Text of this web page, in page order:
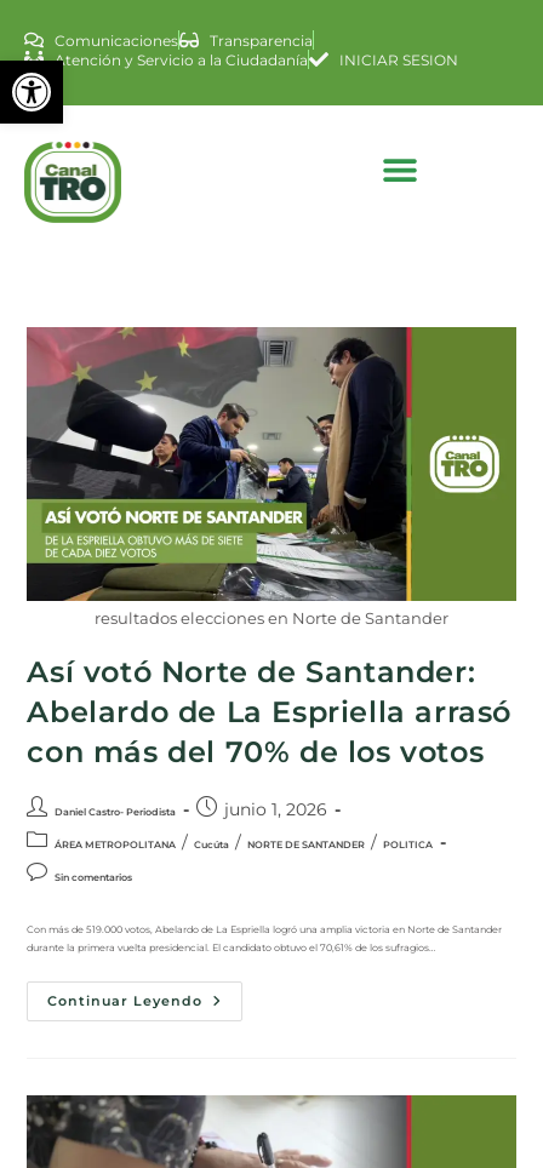
Abrir barra de
Comunicaciones
Transparencia
Atención y Servicio a la Ciudadanía
INICIAR SESION
resultados elecciones en Norte de Santander
Así votó Norte de Santander:
Abelardo de La Espriella arrasó
con más del 70% de los votos
Daniel Castro- Periodista junio 1, 2026
ÁREA METROPOLITANA / Cucúta / NORTE DE SANTANDER / POLITICA
Sin comentarios
Con más de 519.000 votos, Abelardo de La Espriella logró una amplia victoria en Norte de Santander
durante la primera vuelta presidencial. El candidato obtuvo el 70,61% de los sufragios…
Continuar Leyendo